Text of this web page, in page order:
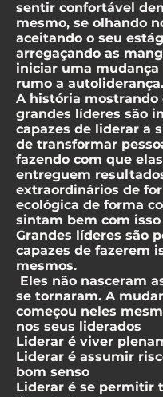
sentir confortável
mesmo, se olhando
aceitando o seu
arregaçando as
iniciar uma mudança
rumo a autoliderança.
A história mostrando
grandes líderes são
capazes de liderar a
de transformar
fazendo com que elas
entreguem
extraordinários de
ecológica de forma
sintam bem com isso
Grandes líderes são
capazes de fazerem
mesmos.
Eles não nasceram
se tornaram. A
começou neles
nos seus liderados
Liderar é viver
Liderar é assumir
bom senso
Liderar é se permitir